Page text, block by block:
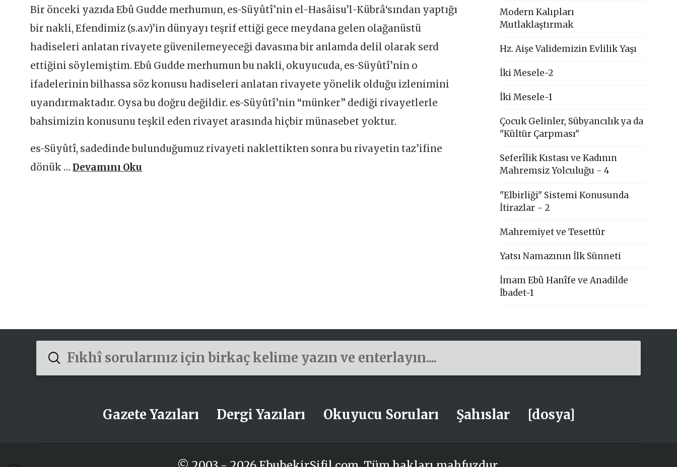
Bir önceki yazıda Ebû Gudde merhumun, es-Süyûtî’nin el-Hasâisu’l-Kübrâ‘sından yaptığı
bir nakli, Efendimiz (s.a.v)’in dünyayı teşrif ettiği gece meydana gelen olağanüstü
hadiseleri anlatan rivayete güvenilemeyeceği davasına bir anlamda delil olarak serd
ettiğini söylemiştim. Ebû Gudde merhumun bu nakli, okuyucuda, es-Süyûtî’nin o
ifadelerinin bilhassa söz konusu hadiseleri anlatan rivayete yönelik olduğu izlenimini
uyandırmaktadır. Oysa bu doğru değildir. es-Süyûtî’nin “münker” dediği rivayetlerle
bahsimizin konusunu teşkil eden rivayet arasında hiçbir münasebet yoktur.
es-Süyûtî, sadedinde bulunduğumuz rivayeti naklettikten sonra bu rivayetin taz’ifine
dönük …Devamını Oku
Modern Kalıpları
Mutlaklaştırmak
Hz. Aişe Validemizin Evlilik Yaşı
İki Mesele-2
İki Mesele-1
Çocuk Gelinler, Sübyancılık ya da
"Kültür Çarpması"
Seferîlik Kıstası ve Kadının
Mahremsiz Yolculuğu - 4
"Elbirliği" Sistemi Konusunda
İtirazlar - 2
Mahremiyet ve Tesettür
Yatsı Namazının İlk Sünneti
İmam Ebû Hanîfe ve Anadilde
İbadet-1
Search
Submit
Gazete Yazıları Dergi Yazıları Okuyucu Soruları Şahıslar [dosya]